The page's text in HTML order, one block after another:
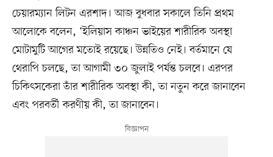
চেয়ারম্যান লিটন এরশাদ। আজ বুধবার সকালে তিনি প্রথম
আলোকে বলেন, ‘ইলিয়াস কাঞ্চন ভাইয়ের শারীরিক অবস্থা
মোটামুটি আগের মতোই রয়েছে। উন্নতিও নেই। বর্তমানে যে
থেরাপি চলছে, তা আগামী ৩০ জুলাই পর্যন্ত চলবে। এরপর
চিকিৎসকেরা তাঁর শারীরিক অবস্থা কী, তা নতুন করে জানাবেন
এবং পরবর্তী করণীয় কী, তা জানাবেন।